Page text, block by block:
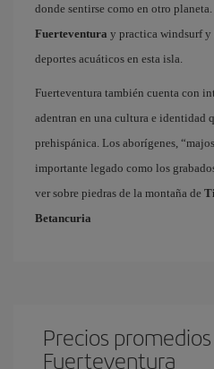
donde sentirse como en otro planeta.
Fuerteventura y practica windsurf y
deportes acuáticos en esta isla.
Fuerteventura también cuenta con
adentran en una cultura e identidad
prehispánica. Los aborígenes,
importante legado como los
ver sobre piedras de la montaña de
Betancuria
Precios
Fuerteventura